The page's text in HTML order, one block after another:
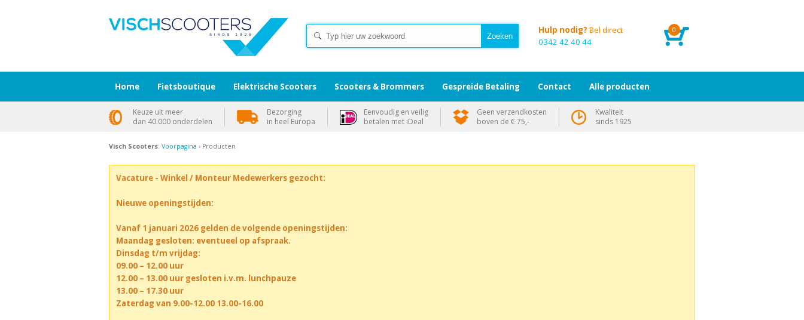
0
Hulp nodig? Bel direct
0342 42 40 44
Visch Scooters: Voorpagina › Producten
Vacature - Winkel / Monteur Medewerkers gezocht:
Nieuwe openingstijden:
Vanaf 1 januari 2026 gelden de volgende openingstijden:
Maandag gesloten: eventueel op afspraak.
Dinsdag t/m vrijdag:
09.00 – 12.00 uur
12.00 – 13.00 uur gesloten i.v.m. lunchpauze
13.00 – 17.30 uur
Zaterdag van 9.00-12.00 13.00-16.00
Home Fietsboutique Elektrische Scooters Scooters & Brommers Gespreide Betaling Contact Alle producten
Keuze uit meer
dan 40.000 onderdelen
Bezorging
in heel Europa
Eenvoudig en veilig
betalen met iDeal
Geen verzendkosten
boven de € 75,-
Kwaliteit
sinds 1925